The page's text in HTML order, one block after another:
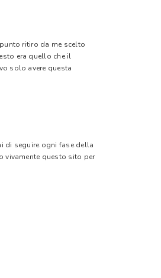
ritiro da me scelto
era quello che il
solo avere questa
di seguire ogni fase della
vivamente questo sito per